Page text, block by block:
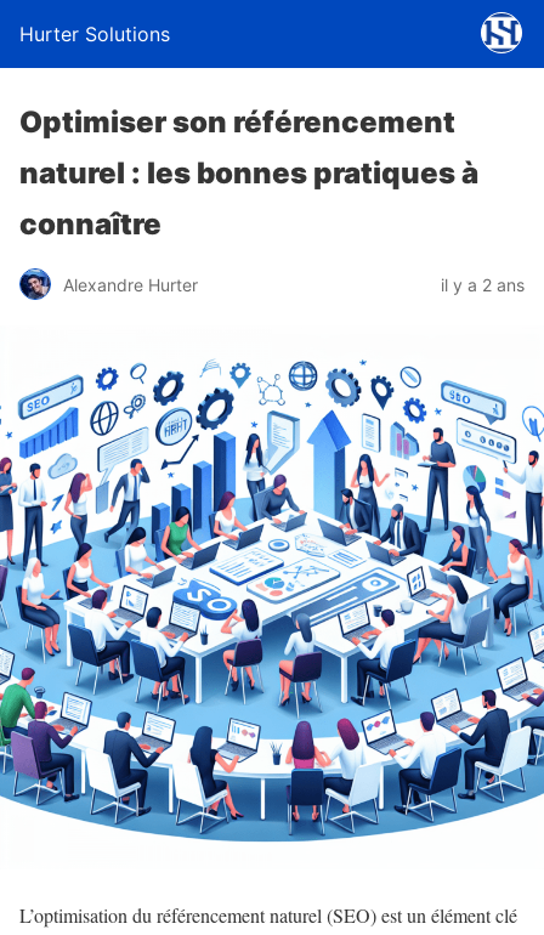
Hurter Solutions
Optimiser son référencement
naturel : les bonnes pratiques à
connaître
Alexandre Hurter il y a 2 ans
L’optimisation du référencement naturel (SEO) est un élément clé